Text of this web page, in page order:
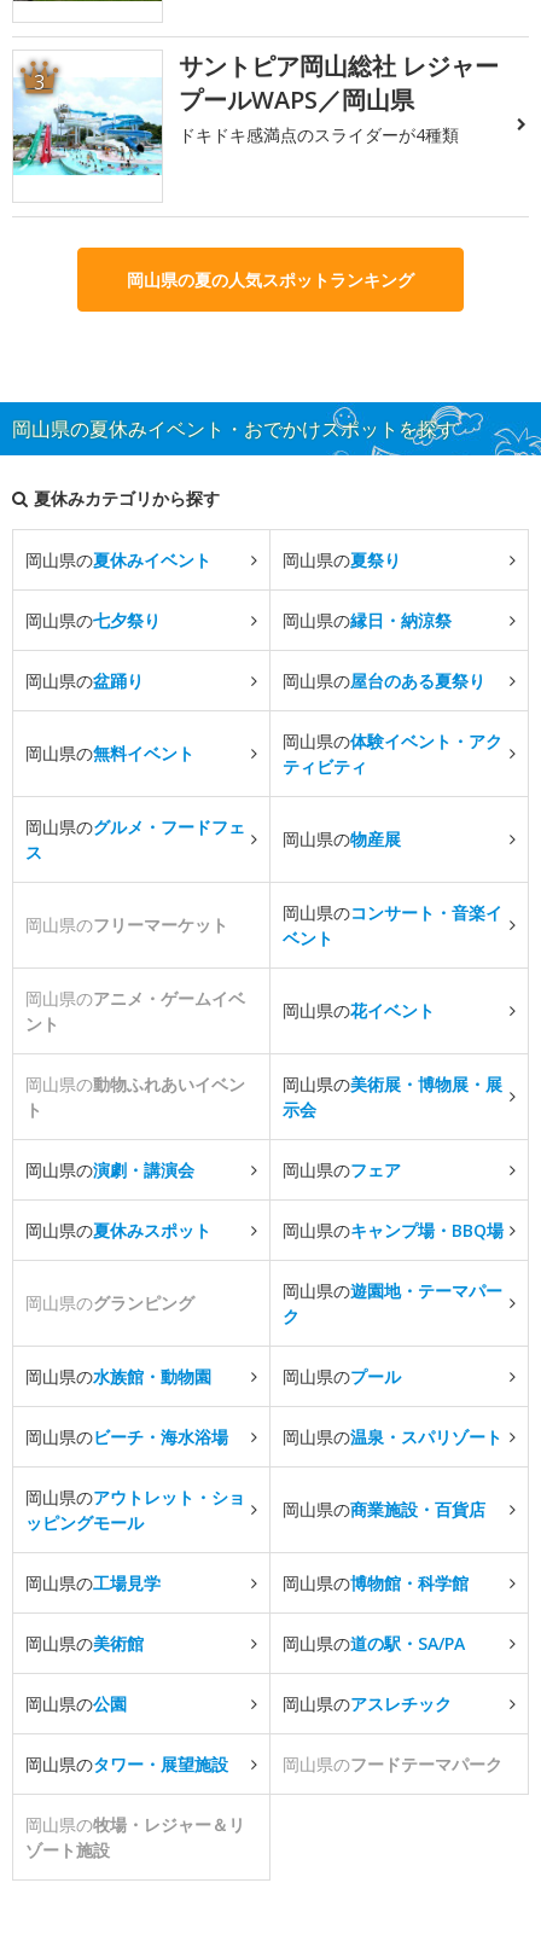
3
サントピア岡山総社 レジャー
プールWAPS／岡山県
ドキドキ感満点のスライダーが4種類
岡山県の夏の人気スポットランキング
岡山県の夏休みイベント・おでかけスポットを探す
夏休みカテゴリから探す
岡山県の夏休みイベント 岡山県の夏祭り
岡山県の七夕祭り 岡山県の縁日・納涼祭
岡山県の盆踊り 岡山県の屋台のある夏祭り
岡山県の無料イベント
岡山県の体験イベント・アク
ティビティ
岡山県のグルメ・フードフェ
ス
岡山県の物産展
岡山県のフリーマーケット
岡山県のコンサート・音楽イ
ベント
岡山県のアニメ・ゲームイベ
ント
岡山県の花イベント
岡山県の動物ふれあいイベン
ト
岡山県の美術展・博物展・展
示会
岡山県の演劇・講演会 岡山県のフェア
岡山県の夏休みスポット 岡山県のキャンプ場・BBQ場
岡山県のグランピング
岡山県の遊園地・テーマパー
ク
岡山県の水族館・動物園 岡山県のプール
岡山県のビーチ・海水浴場 岡山県の温泉・スパリゾート
岡山県のアウトレット・ショ
ッピングモール
岡山県の商業施設・百貨店
岡山県の工場見学 岡山県の博物館・科学館
岡山県の美術館 岡山県の道の駅・SA/PA
岡山県の公園 岡山県のアスレチック
岡山県のタワー・展望施設 岡山県のフードテーマパーク
岡山県の牧場・レジャー＆リ
ゾート施設